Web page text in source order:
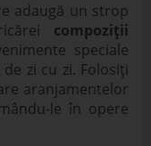
adaugă un strop
compoziții
speciale
zi cu zi. Folosiți
aranjamentelor
le în opere